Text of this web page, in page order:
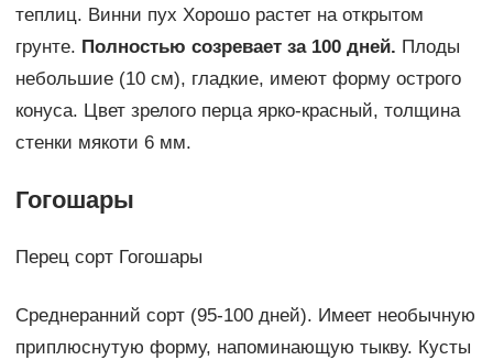
теплиц. Винни пух Хорошо растет на открытом
грунте. Полностью созревает за 100 дней. Плоды
небольшие (10 см), гладкие, имеют форму острого
конуса. Цвет зрелого перца ярко-красный, толщина
стенки мякоти 6 мм.
Гогошары
Перец сорт Гогошары
Среднеранний сорт (95-100 дней). Имеет необычную
приплюснутую форму, напоминающую тыкву. Кусты